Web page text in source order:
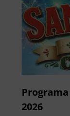
2026